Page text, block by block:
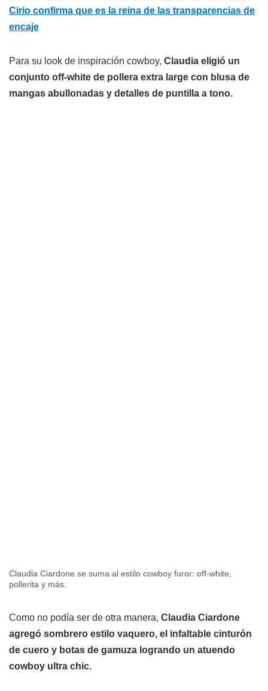
Cirio confirma que es la reina de las transparencias de
encaje
Para su look de inspiración cowboy, Claudia eligió un
conjunto off-white de pollera extra large con blusa de
mangas abullonadas y detalles de puntilla a tono.
Claudia Ciardone se suma al estilo cowboy furor: off-white,
pollerita y más.
Como no podía ser de otra manera, Claudia Ciardone
agregó sombrero estilo vaquero, el infaltable cinturón
de cuero y botas de gamuza logrando un atuendo
cowboy ultra chic.